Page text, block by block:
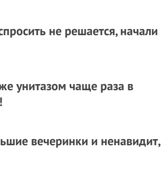
не решается, начали
унитазом чаще раза в
вечеринки и ненавидит,